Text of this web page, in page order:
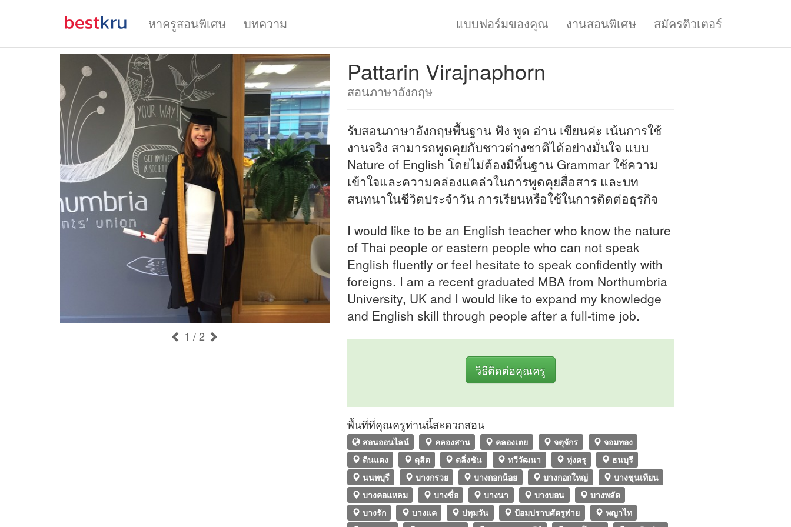
หาครูสอนพิเศษ บทความ แบบฟอร์มของคุณ งานสอนพิเศษ สมัครติวเตอร์
1 / 2
Pattarin Virajnaphorn
สอนภาษาอังกฤษ
รับสอนภาษาอังกฤษพื้นฐาน ฟัง พูด อ่าน เขียนค่ะ เน้นการใช้
งานจริง สามารถพูดคุยกับชาวต่างชาติได้อย่างมั่นใจ แบบ
Nature of English โดยไม่ต้องมีพื้นฐาน Grammar ใช้ความ
เข้าใจและความคล่องแคล่วในการพูดคุยสื่อสาร และบท
สนทนาในชีวิตประจำวัน การเรียนหรือใช้ในการติดต่อธุรกิจ
I would like to be an English teacher who know the nature
of Thai people or eastern people who can not speak
English fluently or feel hesitate to speak confidently with
foreigns. I am a recent graduated MBA from Northumbria
University, UK and I would like to expand my knowledge
and English skill through people after a full-time job.
วิธีติดต่อคุณครู
พื้นที่ที่คุณครูท่านนี้สะดวกสอน
สอนออนไลน์ คลองสาน คลองเตย จตุจักร
จอมทอง
ดินแดง
ดุสิต ตลิ่งชัน ทวีวัฒนา ทุ่งครุ
ธนบุรี
นนทบุรี
บางกรวย บางกอกน้อย บางกอกใหญ่
บางขุนเทียน
บางคอแหลม
บางซื่อ บางนา บางบอน
บางพลัด
บางรัก
บางแค ปทุมวัน ป้อมปราบศัตรูพ่าย
พญาไท